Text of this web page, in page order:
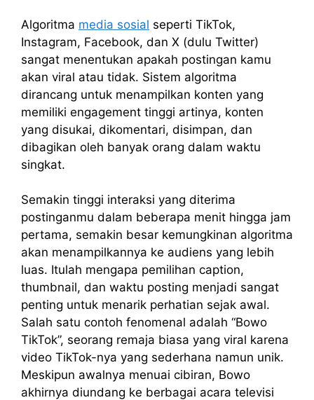
Algoritma media sosial seperti TikTok,
Instagram, Facebook, dan X (dulu Twitter)
sangat menentukan apakah postingan kamu
akan viral atau tidak. Sistem algoritma
dirancang untuk menampilkan konten yang
memiliki engagement tinggi artinya, konten
yang disukai, dikomentari, disimpan, dan
dibagikan oleh banyak orang dalam waktu
singkat.
Semakin tinggi interaksi yang diterima
postinganmu dalam beberapa menit hingga jam
pertama, semakin besar kemungkinan algoritma
akan menampilkannya ke audiens yang lebih
luas. Itulah mengapa pemilihan caption,
thumbnail, dan waktu posting menjadi sangat
penting untuk menarik perhatian sejak awal.
Salah satu contoh fenomenal adalah “Bowo
TikTok”, seorang remaja biasa yang viral karena
video TikTok-nya yang sederhana namun unik.
Meskipun awalnya menuai cibiran, Bowo
akhirnya diundang ke berbagai acara televisi